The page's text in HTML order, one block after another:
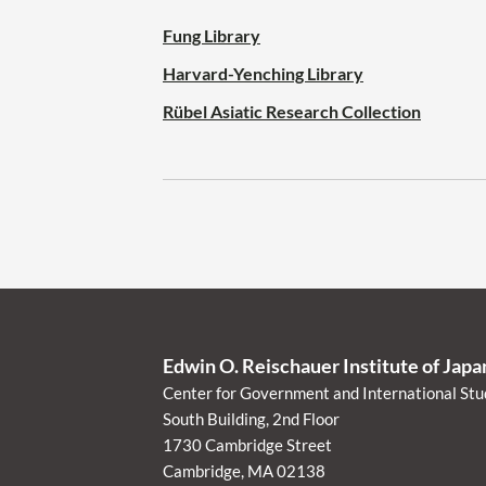
Fung Library
Harvard-Yenching Library
Rübel Asiatic Research Collection
Edwin O. Reischauer Institute of
Center for Government and International
South Building, 2nd Floor
1730 Cambridge Street
Cambridge, MA 02138